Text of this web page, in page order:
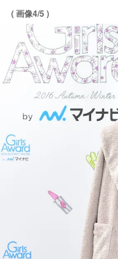
( 画像4/5 )